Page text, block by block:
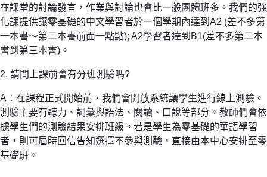
在課堂的討論發言，作業與討論也會比一般團體班多。我們的強
化課提供讓零基礎的中文學習者於一個學期內達到A2 (差不多第
一本書～第二本書前面一點點); A2學習者達到B1(差不多第二本
書到第三本書)。
2. 請問上課前會有分班測驗嗎?
A：在課程正式開始前，我們會開放系統讓學生進行線上測驗。
測驗主要有聽力、詞彙與語法、閱讀、口說等部分。教師們會依
據學生們的測驗結果安排班級。若是學生為零基礎的華語學習
者，則可屆時回信告知選擇不參與測驗，直接由本中心安排至零
基礎班。